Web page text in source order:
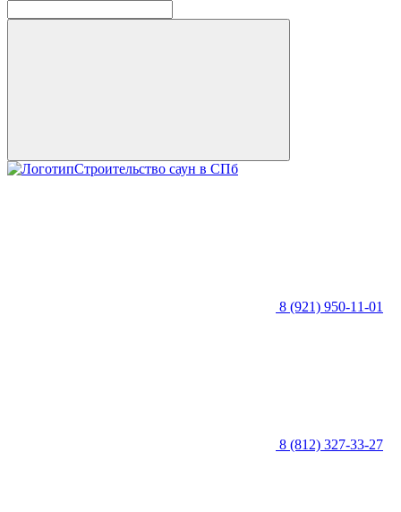
Строительство саун в СПб
8 (921) 950-11-01
8 (812) 327-33-27